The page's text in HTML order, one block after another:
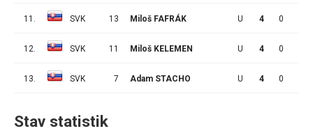
11. SVK 13 Miloš FAFRÁK U 4 0
12. SVK 11 Miloš KELEMEN U 4 0
13. SVK 7 Adam STACHO U 4 0
Stav statistik